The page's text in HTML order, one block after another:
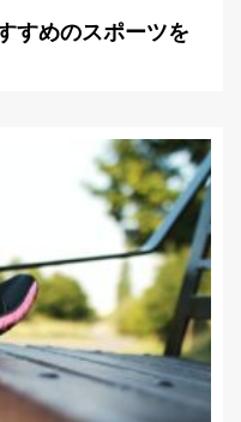
すめのスポーツを
たりのサッカーボ
方